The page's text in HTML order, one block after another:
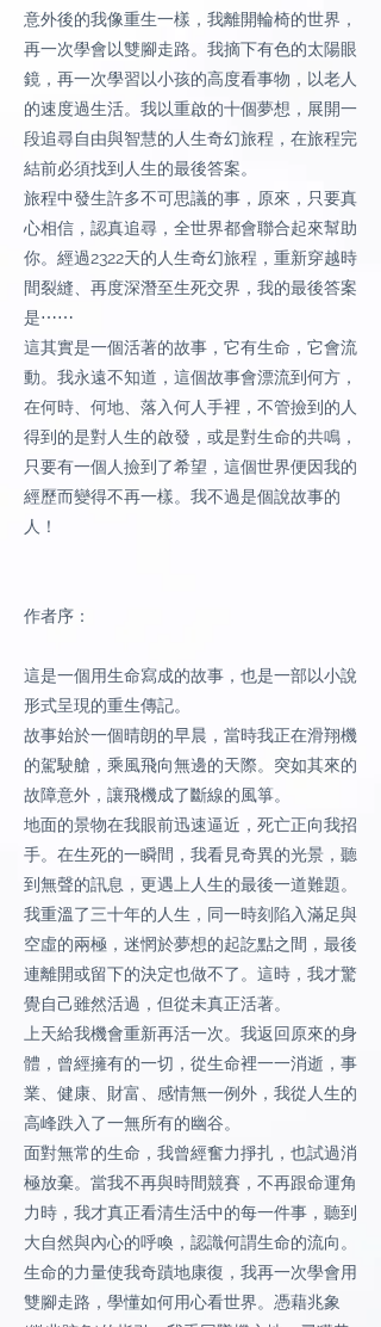
意外後的我像重生一樣，我離開輪椅的世界，
再一次學會以雙腳走路。我摘下有色的太陽眼
鏡，再一次學習以小孩的高度看事物，以老人
的速度過生活。我以重啟的十個夢想，展開一
段追尋自由與智慧的人生奇幻旅程，在旅程完
結前必須找到人生的最後答案。
旅程中發生許多不可思議的事，原來，只要真
心相信，認真追尋，全世界都會聯合起來幫助
你。經過2322天的人生奇幻旅程，重新穿越時
間裂縫、再度深潛至生死交界，我的最後答案
是⋯⋯
這其實是一個活著的故事，它有生命，它會流
動。我永遠不知道，這個故事會漂流到何方，
在何時、何地、落入何人手裡，不管撿到的人
得到的是對人生的啟發，或是對生命的共鳴，
只要有一個人撿到了希望，這個世界便因我的
經歷而變得不再一樣。我不過是個說故事的
人！
作者序：
這是一個用生命寫成的故事，也是一部以小說
形式呈現的重生傳記。
故事始於一個晴朗的早晨，當時我正在滑翔機
的駕駛艙，乘風飛向無邊的天際。突如其來的
故障意外，讓飛機成了斷線的風箏。
地面的景物在我眼前迅速逼近，死亡正向我招
手。在生死的一瞬間，我看見奇異的光景，聽
到無聲的訊息，更遇上人生的最後一道難題。
我重溫了三十年的人生，同一時刻陷入滿足與
空虛的兩極，迷惘於夢想的起訖點之間，最後
連離開或留下的決定也做不了。這時，我才驚
覺自己雖然活過，但從未真正活著。
上天給我機會重新再活一次。我返回原來的身
體，曾經擁有的一切，從生命裡一一消逝，事
業、健康、財富、感情無一例外，我從人生的
高峰跌入了一無所有的幽谷。
面對無常的生命，我曾經奮力掙扎，也試過消
極放棄。當我不再與時間競賽，不再跟命運角
力時，我才真正看清生活中的每一件事，聽到
大自然與內心的呼喚，認識何謂生命的流向。
生命的力量使我奇蹟地康復，我再一次學會用
雙腳走路，學懂如何用心看世界。憑藉兆象